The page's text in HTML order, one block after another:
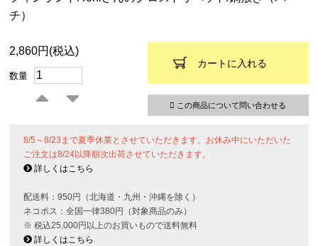
チ）
2,860円(税込)
数量
カートに入れる
この商品について問い合わせる
8/5～8/23まで夏季休業とさせていただきます。お休み中にいただいた
ご注文は8/24以降順次出荷させていただきます。
詳しくはこちら
配送料：950円（北海道・九州・沖縄を除く）
ネコポス：全国一律380円（対象商品のみ）
※ 税込25,000円以上のお買いもので送料無料
詳しくはこちら